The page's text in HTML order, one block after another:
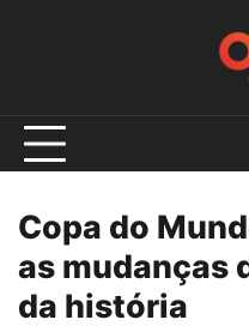
Copa do
as mudanças
da história